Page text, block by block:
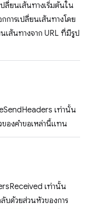
ลี่ยนเส้นทางเริ่มต้นใน
ารเปลี่ยนเส้นทางโดย
นเส้นทางจาก URL ที่มีรูป
เท่านั้น
ของคำขอเหล่านี้แทน
เท่านั้น
บด้วยส่วนหัวของการ